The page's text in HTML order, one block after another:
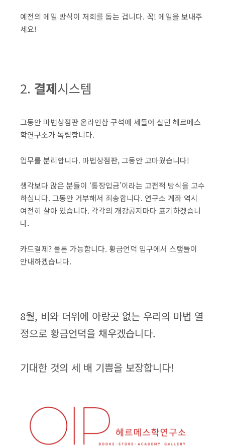
예전의 메일 방식이 저희를 돕는 겁니다. 꼭! 메일을 보내주
세요!
2. 결제시스템
그동안 마법상점판 온라인샵 구석에 세들어 살던 헤르메스
학연구소가 독립합니다.
업무를 분리합니다. 마법상점판, 그동안 고마웠습니다!
생각보다 많은 분들이 ‘통장입금’이라는 고전적 방식을 고수
하십니다. 그동안 거부해서 죄송합니다. 연구소 계좌 역시
여전히 살아 있습니다. 각각의 개강공지마다 표기하겠습니
다.
카드결제? 물론 가능합니다. 황금언덕 입구에서 스탶들이
안내하겠습니다.
​8월, 비와 더위에 아랑곳 없는 우리의 마법 열
정으로 황금언덕을 채우겠습니다.
기대한 것의 세 배 기쁨을 보장합니다!